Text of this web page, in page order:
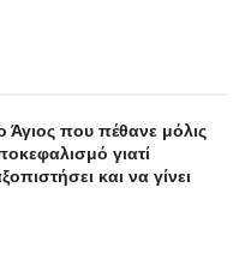
Άγιος που πέθανε μόλις
γιατί
και να γίνει